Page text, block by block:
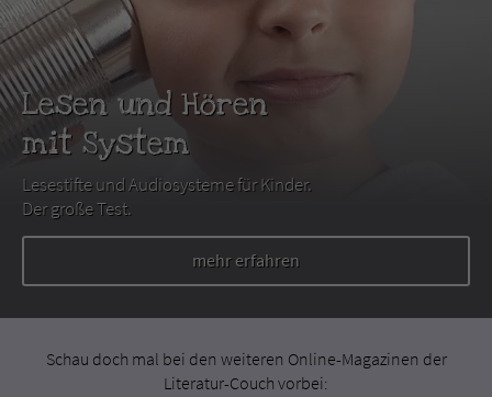
Lesen und Hören
mit System
Lesestifte und Audiosysteme für Kinder.
Der große Test.
mehr erfahren
Schau doch mal bei den weiteren Online-Magazinen der
Literatur-Couch vorbei: